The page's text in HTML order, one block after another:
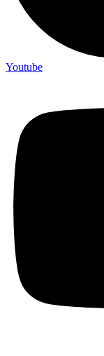
Youtube